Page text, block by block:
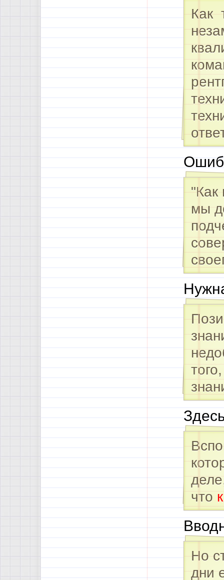
Как
"Как
мы
что
Но
дни